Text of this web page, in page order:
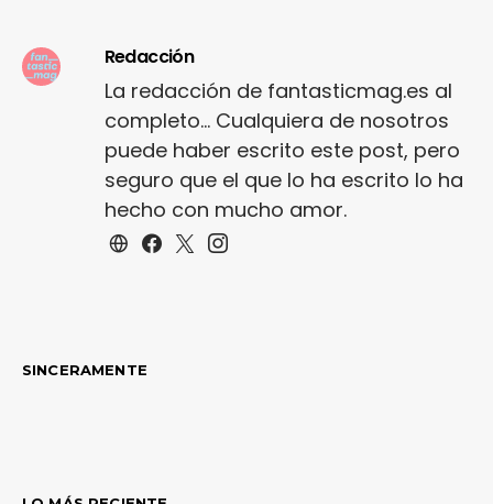
Redacción
La redacción de fantasticmag.es al
completo... Cualquiera de nosotros
puede haber escrito este post, pero
seguro que el que lo ha escrito lo ha
hecho con mucho amor.
SINCERAMENTE